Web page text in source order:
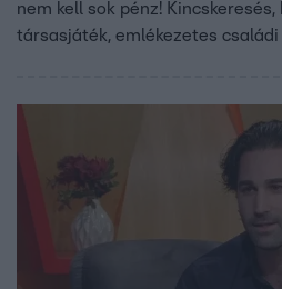
nem kell sok pénz!
társasjáték, emlékezetes családi